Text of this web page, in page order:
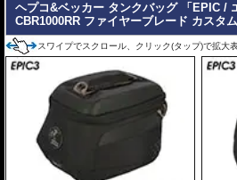
ヘプコ&ベッカー タンクバッグ 「EPIC /
CBR1000RR ファイヤーブレード カスタ
スワイプでスクロール、クリック(タップ)で拡大